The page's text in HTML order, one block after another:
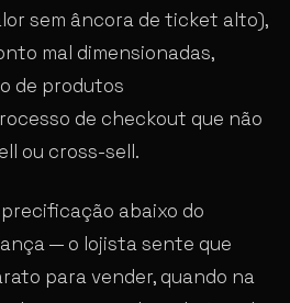
sem âncora de ticket alto),
mal dimensionadas,
de produtos
de checkout que não
ou cross-sell.
abaixo do
— o lojista sente que
para vender, quando na